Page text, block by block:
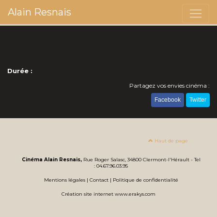
Alain Resnais
Durée :
Partagez vos envies cinéma :
Facebook Twitter
Haut de page
Cinéma Alain Resnais, Rue Roger Salasc, 34800 Clermont-l'Hérault - Tel
: 04.67.96.03.95
Mentions légales| Contact| Politique de confidentialité
Création site internet www.erakys.com